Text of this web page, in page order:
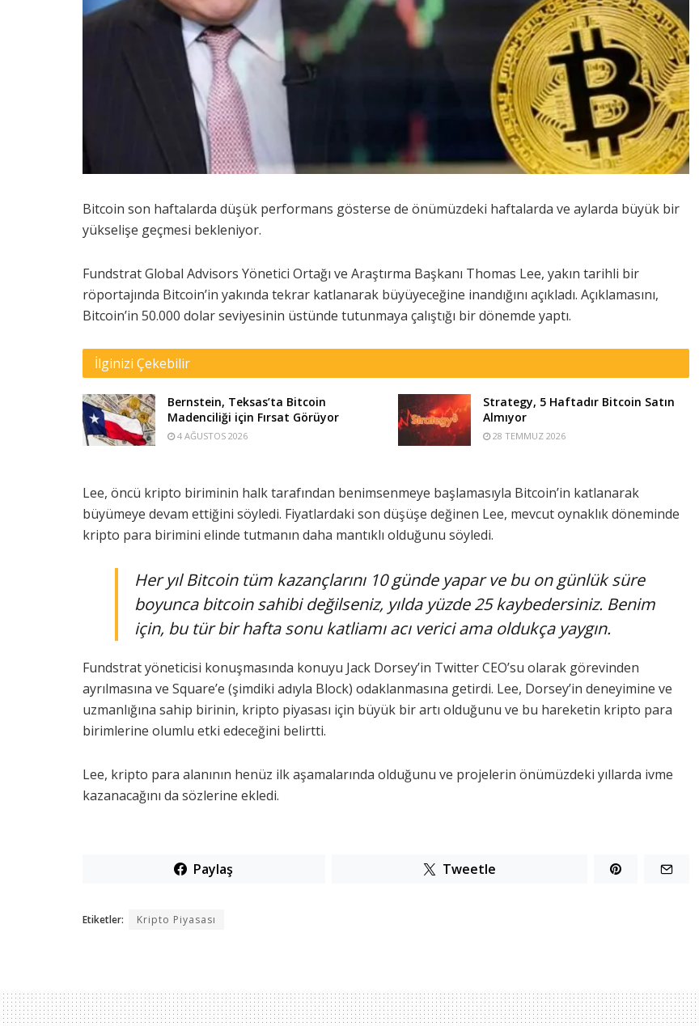
Bitcoin son haftalarda düşük performans gösterse de önümüzdeki haftalarda ve aylarda büyük bir
yükselişe geçmesi bekleniyor.
Fundstrat Global Advisors Yönetici Ortağı ve Araştırma Başkanı Thomas Lee, yakın tarihli bir
röportajında Bitcoin’in yakında tekrar katlanarak büyüyeceğine inandığını açıkladı. Açıklamasını,
Bitcoin’in 50.000 dolar seviyesinin üstünde tutunmaya çalıştığı bir dönemde yaptı.
İlginizi Çekebilir
Bernstein, Teksas’ta Bitcoin
Madenciliği için Fırsat Görüyor
4 AĞUSTOS 2026
Strategy, 5 Haftadır Bitcoin Satın
Almıyor
28 TEMMUZ 2026
Lee, öncü kripto biriminin halk tarafından benimsenmeye başlamasıyla Bitcoin’in katlanarak
büyümeye devam ettiğini söyledi. Fiyatlardaki son düşüşe değinen Lee, mevcut oynaklık döneminde
kripto para birimini elinde tutmanın daha mantıklı olduğunu söyledi.
Her yıl Bitcoin tüm kazançlarını 10 günde yapar ve bu on günlük süre
boyunca bitcoin sahibi değilseniz, yılda yüzde 25 kaybedersiniz. Benim
için, bu tür bir hafta sonu katliamı acı verici ama oldukça yaygın.
Fundstrat yöneticisi konuşmasında konuyu Jack Dorsey’in Twitter CEO’su olarak görevinden
ayrılmasına ve Square’e (şimdiki adıyla Block) odaklanmasına getirdi. Lee, Dorsey’in deneyimine ve
uzmanlığına sahip birinin, kripto piyasası için büyük bir artı olduğunu ve bu hareketin kripto para
birimlerine olumlu etki edeceğini belirtti.
Lee, kripto para alanının henüz ilk aşamalarında olduğunu ve projelerin önümüzdeki yıllarda ivme
kazanacağını da sözlerine ekledi.
Paylaş Tweetle
Etiketler: Kripto Piyasası